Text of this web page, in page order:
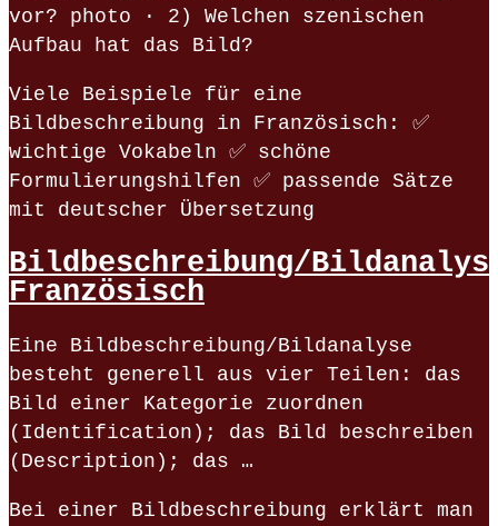
vor? photo · 2) Welchen szenischen
Aufbau hat das Bild?
Viele Beispiele für eine
Bildbeschreibung in Französisch: ✅
wichtige Vokabeln ✅ schöne
Formulierungshilfen ✅ passende Sätze
mit deutscher Übersetzung
Bildbeschreibung/
Französisch
Eine Bildbeschreibung/Bildanalyse
besteht generell aus vier Teilen: das
Bild einer Kategorie zuordnen
(Identification); das Bild beschreiben
(Description); das …
Bei einer Bildbeschreibung erklärt man